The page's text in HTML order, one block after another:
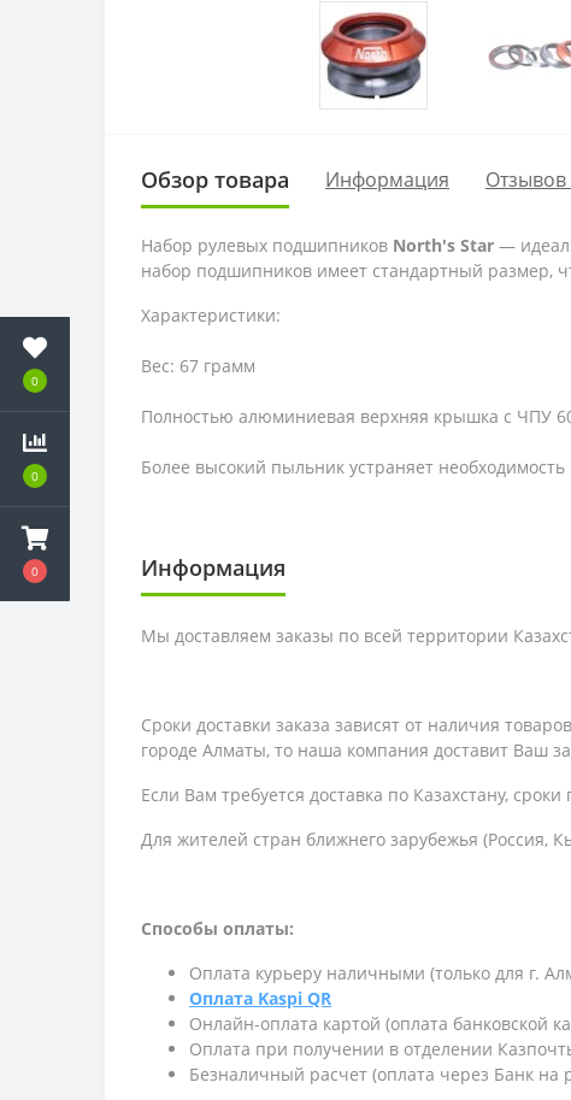
0
0
0
Обзор товара Информация Отзывов
Набор рулевых подшипников North's Star —
набор подшипников имеет стандартный размер,
Характеристики:
Вес: 67 грамм
Полностью алюминиевая верхняя крышка с ЧПУ
Более высокий пыльник устраняет необходимость
Информация
Мы доставляем заказы по всей территории
Сроки доставки заказа зависят от наличия
городе Алматы, то наша компания доставит Ваш
Если Вам требуется доставка по Казахстану, сроки
Для жителей стран ближнего зарубежья (Россия,
Способы оплаты:
Оплата курьеру наличными (только для г.
Оплата Kaspi QR
Онлайн-оплата картой (оплата банковской
Оплата при получении в отделении
Безналичный расчет (оплата через Банк